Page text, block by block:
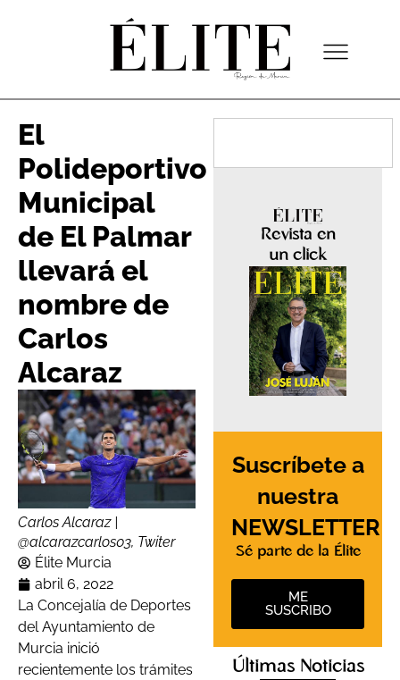
El
Polideportivo
Municipal
de El Palmar
llevará el
nombre de
Carlos
Alcaraz
Carlos Alcaraz |
@alcarazcarlos03, Twiter
Élite Murcia
abril 6, 2022
La Concejalía de Deportes
del Ayuntamiento de
Murcia inició
recientemente los trámites
Revista en
un click
Suscríbete a
nuestra
NEWSLETTER
Sé parte de la Élite
ME
SUSCRIBO
Últimas Noticias